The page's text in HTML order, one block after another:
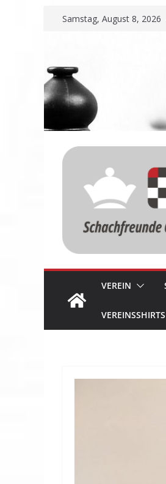
ZumSamstag, August 8, 2026
VEREIN